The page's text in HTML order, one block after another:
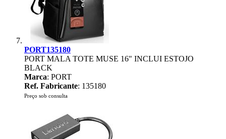
PORT135180
PORT MALA TOTE MUSE 16" INCLUI ESTOJO
BLACK
Marca: PORT
Ref. Fabricante: 135180
Preço sob consulta